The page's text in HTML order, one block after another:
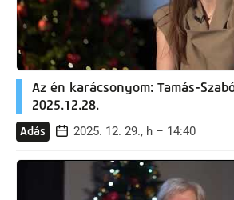
Az én karácsonyom: Tamás-
2025.12.28.
Adás 2025. 12. 29., h – 14:40